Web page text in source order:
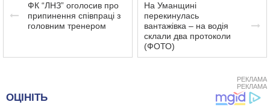
ФК “ЛНЗ” оголосив про
припинення співпраці з
головним тренером
На Уманщині
перекинулась
вантажівка – на водія
склали два протоколи
(ФОТО)
РЕКЛАМА
РЕКЛАМА